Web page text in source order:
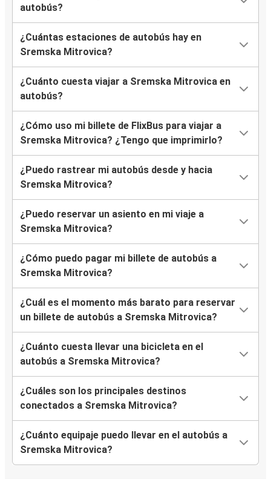
autobús?
¿Cuántas estaciones de autobús hay en
Sremska Mitrovica?
¿Cuánto cuesta viajar a Sremska Mitrovica en
autobús?
¿Cómo uso mi billete de FlixBus para viajar a
Sremska Mitrovica? ¿Tengo que imprimirlo?
¿Puedo rastrear mi autobús desde y hacia
Sremska Mitrovica?
¿Puedo reservar un asiento en mi viaje a
Sremska Mitrovica?
¿Cómo puedo pagar mi billete de autobús a
Sremska Mitrovica?
¿Cuál es el momento más barato para reservar
un billete de autobús a Sremska Mitrovica?
¿Cuánto cuesta llevar una bicicleta en el
autobús a Sremska Mitrovica?
¿Cuáles son los principales destinos
conectados a Sremska Mitrovica?
¿Cuánto equipaje puedo llevar en el autobús a
Sremska Mitrovica?